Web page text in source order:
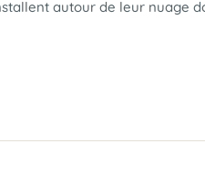
autour de leur nuage